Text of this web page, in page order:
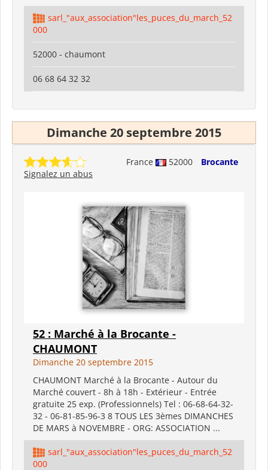
sarl_"aux_association"les_puces_du_march_52
000
52000 - chaumont
06 68 64 32 32
Dimanche 20 septembre 2015
France 52000
Brocante
Signalez un abus
52 : Marché à la Brocante -
CHAUMONT
Dimanche 20 septembre 2015
CHAUMONT Marché à la Brocante - Autour du
Marché couvert - 8h à 18h - Extérieur - Entrée
gratuite 25 exp. (Professionnels) Tel : 06-68-64-32-
32 - 06-81-85-96-3 8 TOUS LES 3èmes DIMANCHES
DE MARS à NOVEMBRE - ORG: ASSOCIATION ...
sarl_"aux_association"les_puces_du_march_52
000